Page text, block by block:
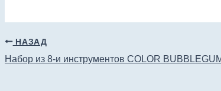
НАЗАД
Набор из 8-и инструментов COLOR